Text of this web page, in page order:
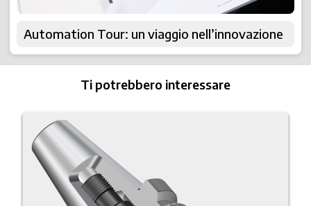
Automation Tour: un viaggio nell’innovazione
Ti potrebbero interessare